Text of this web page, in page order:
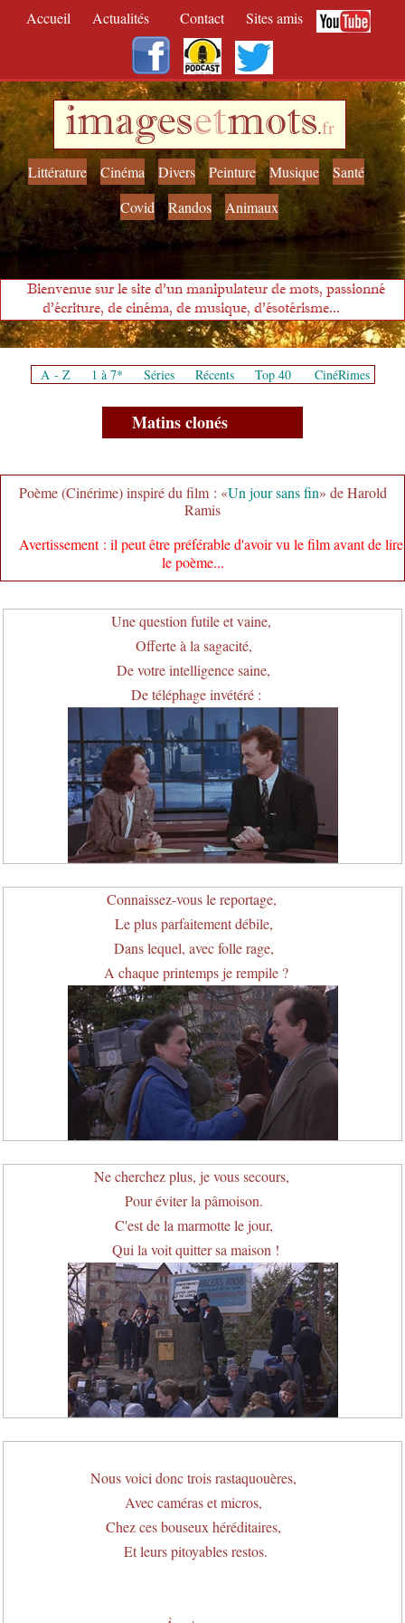
Accueil Actualités Contact Sites amis
imagesetmots.fr
Littérature Cinéma Divers Peinture Musique
Santé
Covid
Randos Animaux
Bienvenue sur le site d'un manipulateur de mots, passionné
d'écriture, de cinéma, de musique, d'ésotérisme...
A - Z 1 à 7* Séries Récents Top 40 CinéRimes
Matins clonés
Poème (Cinérime) inspiré du film : «Un jour sans fin» de Harold
Ramis
Avertissement : il peut être préférable d'avoir vu le film avant de lire
le poème...
Une question futile et vaine,
Offerte à la sagacité,
De votre intelligence saine,
De téléphage invétéré :
Connaissez-vous le reportage,
Le plus parfaitement débile,
Dans lequel, avec folle rage,
A chaque printemps je rempile ?
Ne cherchez plus, je vous secours,
Pour éviter la pâmoison.
C'est de la marmotte le jour,
Qui la voit quitter sa maison !
Nous voici donc trois rastaquouères,
Avec caméras et micros,
Chez ces bouseux héréditaires,
Et leurs pitoyables restos.